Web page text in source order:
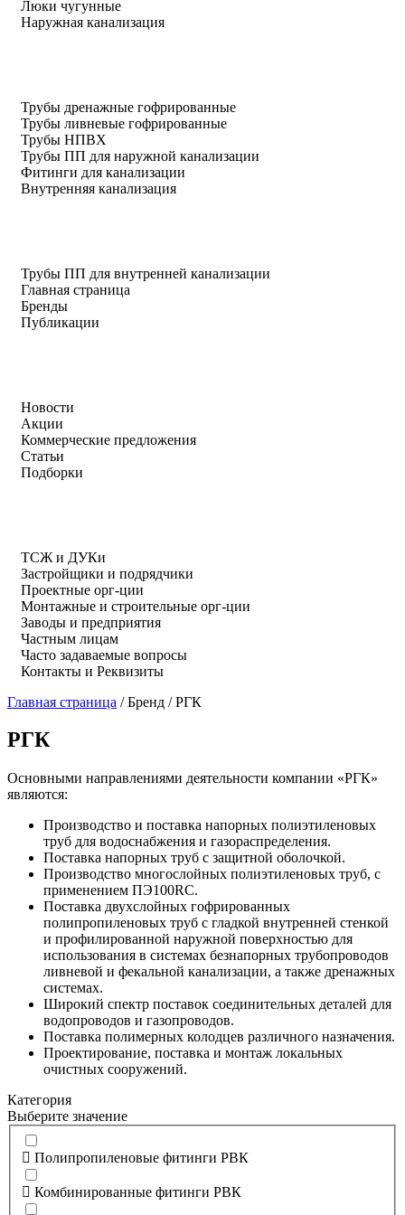
Люки чугунные
Наружная канализация
Трубы дренажные гофрированные
Трубы ливневые гофрированные
Трубы НПВХ
Трубы ПП для наружной канализации
Фитинги для канализации
Внутренняя канализация
Трубы ПП для внутренней канализации
Главная страница
Бренды
Публикации
Новости
Акции
Коммерческие предложения
Статьи
Подборки
ТСЖ и ДУКи
Застройщики и подрядчики
Проектные орг-ции
Монтажные и строительные орг-ции
Заводы и предприятия
Частным лицам
Часто задаваемые вопросы
Контакты и Реквизиты
Главная страница /Бренд /РГК
РГК
Основными направлениями деятельности компании «РГК»
являются:
Производство и поставка напорных полиэтиленовых
труб для водоснабжения и газораспределения.
Поставка напорных труб с защитной оболочкой.
Производство многослойных полиэтиленовых труб, с
применением ПЭ100RC.
Поставка двухслойных гофрированных
полипропиленовых труб с гладкой внутренней стенкой
и профилированной наружной поверхностью для
использования в системах безнапорных трубопроводов
ливневой и фекальной канализации, а также дренажных
системах.
Широкий спектр поставок соединительных деталей для
водопроводов и газопроводов.
Поставка полимерных колодцев различного назначения.
Проектирование, поставка и монтаж локальных
очистных сооружений.
Категория
Выберите значение
Полипропиленовые фитинги РВК
Комбинированные фитинги РВК